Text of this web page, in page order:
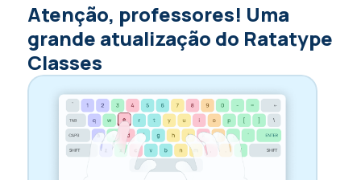
Atenção, professores! Uma
grande atualização do Ratatype
Classes